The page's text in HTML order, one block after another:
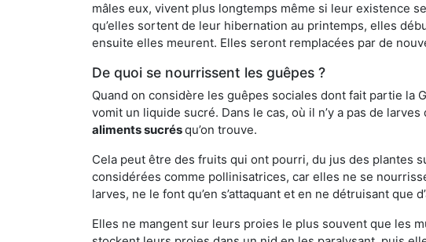
mâles eux, vivent plus longtemps même si leur existence
qu’elles sortent de leur hibernation au printemps, elles
ensuite elles meurent. Elles seront remplacées par de
De quoi se nourrissent les guêpes ?
Quand on considère les guêpes sociales dont fait partie la
vomit un liquide sucré. Dans le cas, où il n’y a pas de
aliments sucrésqu’on trouve.
Cela peut être des fruits qui ont pourri, du jus des plantes
considérées comme pollinisatrices, car elles ne se
larves, ne le font qu’en s’attaquant et en ne détruisant que
Elles ne mangent sur leurs proies le plus souvent que les